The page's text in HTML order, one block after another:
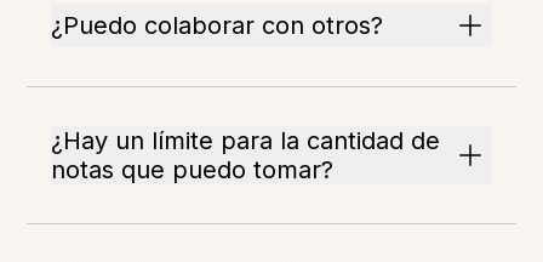
¿Puedo colaborar con otros?
¿Hay un límite para la cantidad de
notas que puedo tomar?